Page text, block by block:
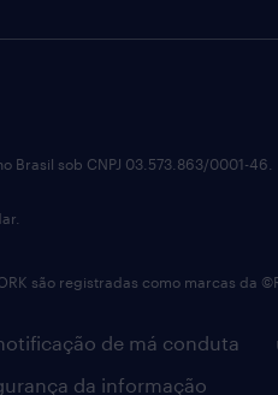
de má conduta
da informação
Brasil sob CNPJ 03.573.863/0001-46.
são registradas como marcas da